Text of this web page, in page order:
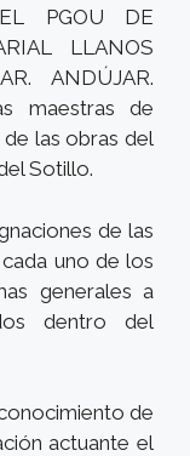
PGOU DE
LLANOS
ANDÚJAR.
maestras de
las obras del
Sotillo.
de las
uno de los
generales a
dentro del
de
actuante el